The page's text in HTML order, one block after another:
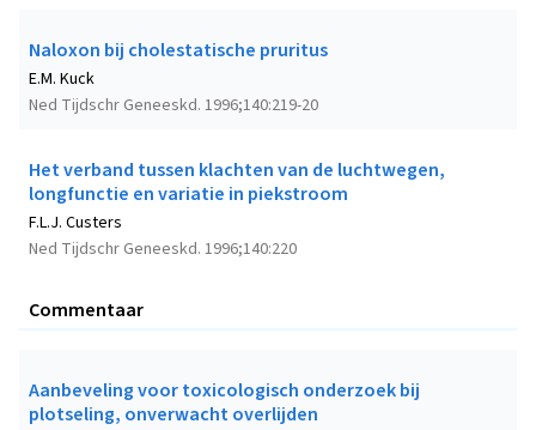
Naloxon bij cholestatische pruritus
Ned Tijdschr Geneeskd. 1996;140:219-20
E.M. Kuck
Het verband tussen klachten van de luchtwegen,
longfunctie en variatie in piekstroom
Ned Tijdschr Geneeskd. 1996;140:220
F.L.J. Custers
Commentaar
Aanbeveling voor toxicologisch onderzoek bij
plotseling, onverwacht overlijden